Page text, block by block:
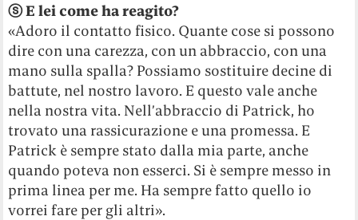
ⓢE lei come ha reagito?
«Adoro il contatto fisico. Quante cose si possono
dire con una carezza, con un abbraccio, con una
mano sulla spalla? Possiamo sostituire decine di
battute, nel nostro lavoro. E questo vale anche
nella nostra vita. Nell’abbraccio di Patrick, ho
trovato una rassicurazione e una promessa. E
Patrick è sempre stato dalla mia parte, anche
quando poteva non esserci. Si è sempre messo in
prima linea per me. Ha sempre fatto quello io
vorrei fare per gli altri».